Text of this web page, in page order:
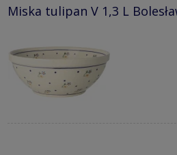
Miska tulipan V 1,3 L